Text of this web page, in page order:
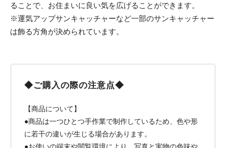
ることで、お住まいに良い気を広げることができます。
※運気アップサンキャッチャーなど一部のサンキャッチャー
は飾る方角が決められています。
◆ご購入の際の注意点◆
【商品について】
●商品は一つひとつ手作業で制作しているため、色や形
に若干の違いが生じる場合があります。
●お使いの端末や閲覧環境により、写真と実物の色味や